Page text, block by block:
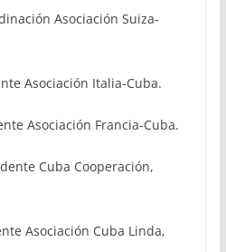
Asociación Suiza-
Asociación Italia-Cuba.
Asociación Francia-Cuba.
Cuba Cooperación,
Asociación Cuba Linda,